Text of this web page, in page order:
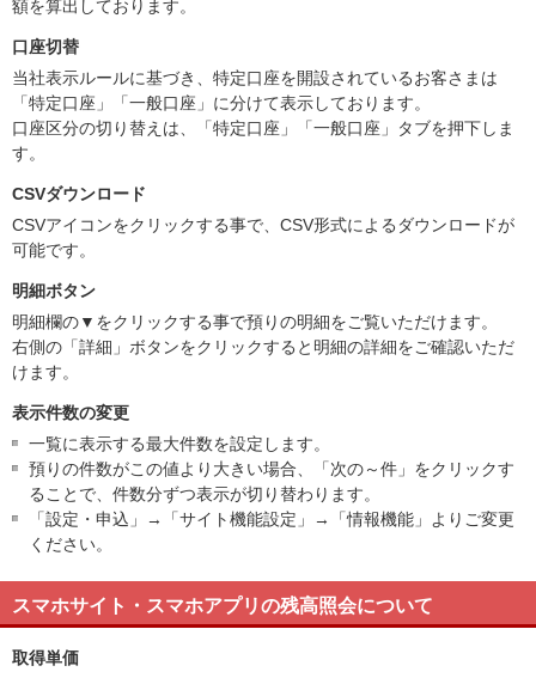
額を算出しております。
口座切替
当社表示ルールに基づき、特定口座を開設されているお客さまは
「特定口座」「一般口座」に分けて表示しております。
口座区分の切り替えは、「特定口座」「一般口座」タブを押下しま
す。
CSVダウンロード
CSVアイコンをクリックする事で、CSV形式によるダウンロードが
可能です。
明細ボタン
明細欄の▼をクリックする事で預りの明細をご覧いただけます。
右側の「詳細」ボタンをクリックすると明細の詳細をご確認いただ
けます。
表示件数の変更
一覧に表示する最大件数を設定します。
預りの件数がこの値より大きい場合、「次の～件」をクリックす
ることで、件数分ずつ表示が切り替わります。
「設定・申込」→「サイト機能設定」→「情報機能」よりご変更
ください。
スマホサイト・スマホアプリの残高照会について
取得単価